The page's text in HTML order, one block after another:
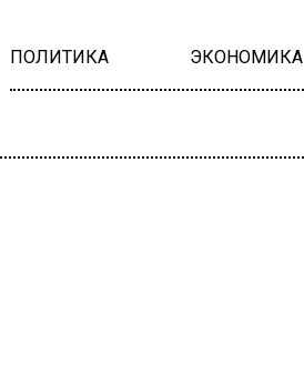
ПОЛИТИКА ЭКОНОМИКА